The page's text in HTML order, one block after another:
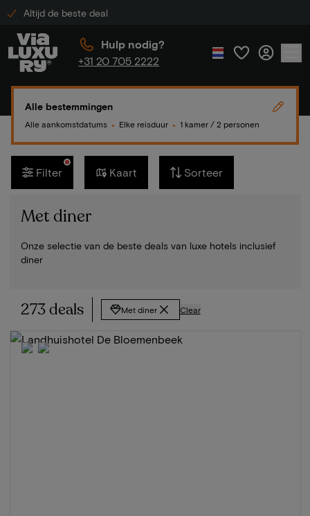
Altijd de beste deal
Hulp nodig?
+31 20 705 2222
Alle bestemmingen
Alle aankomstdatums ● Elke reisduur ● 1 kamer / 2 personen
Filter Kaart Sorteer
Met diner
Onze selectie van de beste deals van luxe hotels inclusief
diner
273 deals Met diner Clear